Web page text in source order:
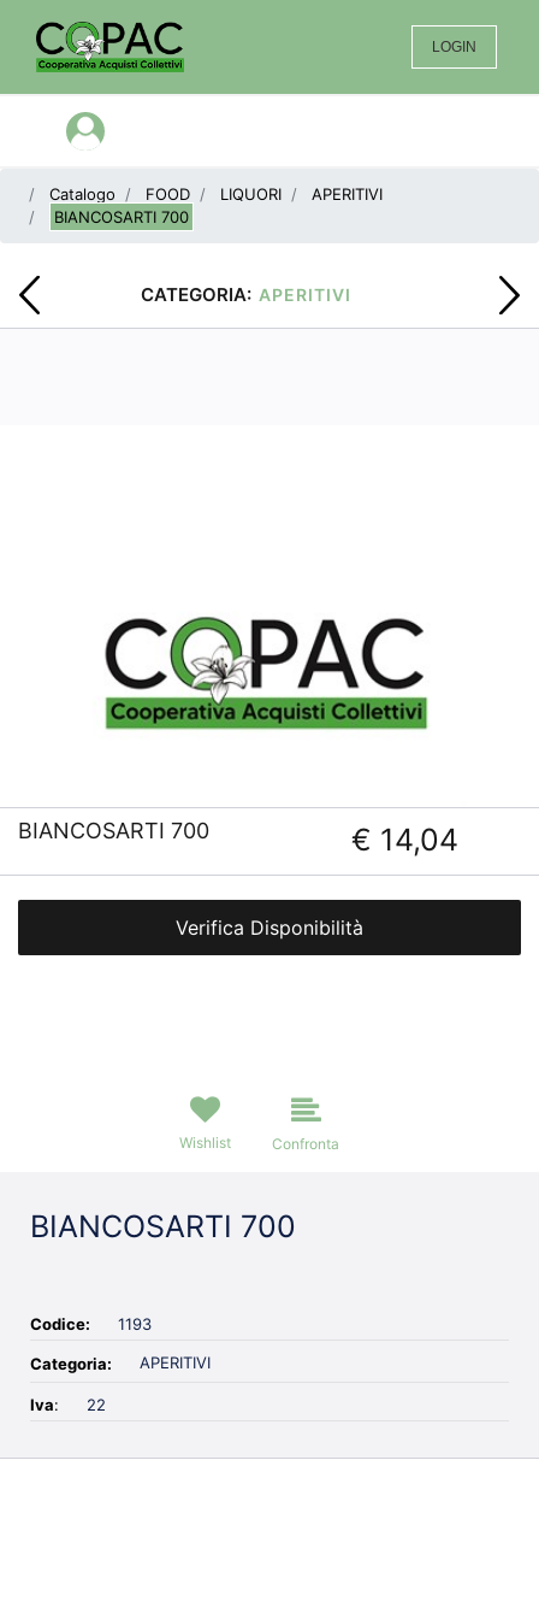
LOGIN
Open menu
Catalogo FOOD LIQUORI
APERITIVI
BIANCOSARTI 700
CATEGORIA: APERITIVI
BIANCOSARTI 700 € 14,04
Verifica Disponibilità
Wishlist Confronta
BIANCOSARTI 700
Codice: 1193
Categoria: APERITIVI
Iva: 22